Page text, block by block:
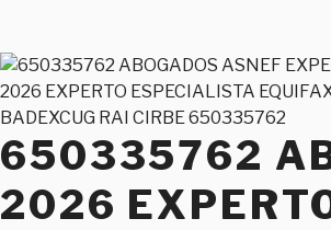
650335762
2026